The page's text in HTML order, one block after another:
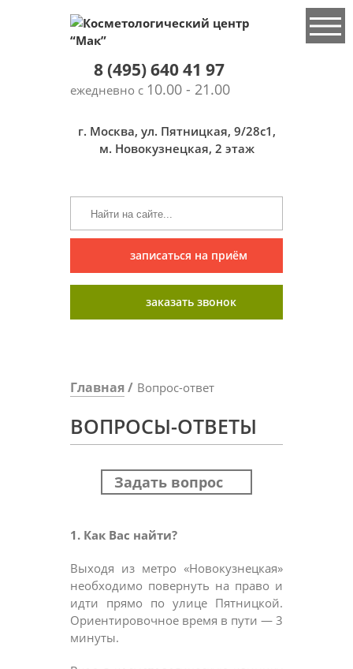
8 (495) 640 41 97
ежедневно с 10.00 - 21.00
г. Москва, ул. Пятницкая, 9/28с1,
м. Новокузнецкая, 2 этаж
записаться на приём
заказать звонок
Главная Вопрос-ответ
ВОПРОСЫ-ОТВЕТЫ
Задать вопрос
1. Как Вас найти?
Выходя из метро «Новокузнецкая»
необходимо повернуть на право и
идти прямо по улице Пятницкой.
Ориентировочное время в пути — 3
минуты.